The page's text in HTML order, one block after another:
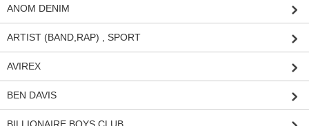
ANOM DENIM
ARTIST (BAND,RAP) , SPORT
AVIREX
BEN DAVIS